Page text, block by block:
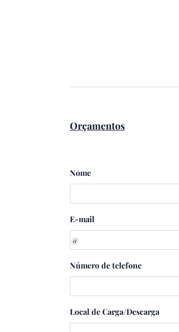
Orçamentos
Nome
E-mail
Número de telefone
Local de Carga/Descarga